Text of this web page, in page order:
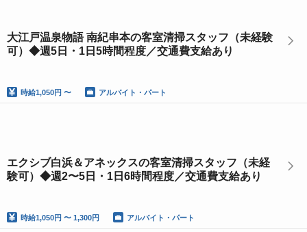
大江戸温泉物語 南紀串本の客室清掃スタッフ（未経験
可）◆週5日・1日5時間程度／交通費支給あり
時給1,050円 〜 アルバイト・パート
エクシブ白浜＆アネックスの客室清掃スタッフ（未経
験可）◆週2〜5日・1日6時間程度／交通費支給あり
時給1,050円 〜 1,300円 アルバイト・パート